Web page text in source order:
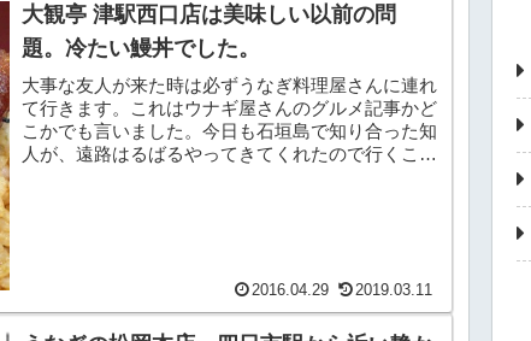
大観亭 津駅西口店は美味しい以前の問
題。冷たい鰻丼でした。
大事な友人が来た時は必ずうなぎ料理屋さんに連れ
て行きます。これはウナギ屋さんのグルメ記事かど
こかでも言いました。今日も石垣島で知り合った知
人が、遠路はるばるやってきてくれたので行くこと
2016.04.29 2019.03.11